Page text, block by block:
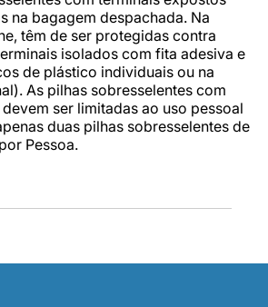
na bagagem despachada. Na
têm de ser protegidas contra
isolados com fita adesiva e
de plástico individuais ou na
As pilhas sobresselentes com
ser limitadas ao uso pessoal
duas pilhas sobresselentes de
Pessoa.